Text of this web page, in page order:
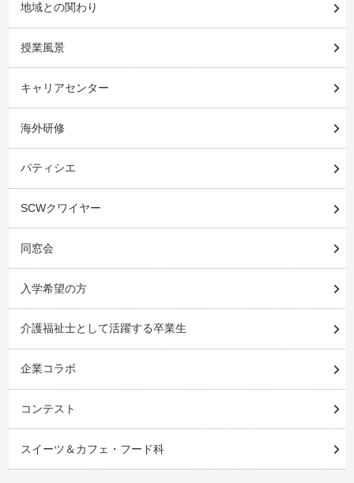
地域との関わり
授業風景
キャリアセンター
海外研修
パティシエ
SCWクワイヤー
同窓会
入学希望の方
介護福祉士として活躍する卒業生
企業コラボ
コンテスト
スイーツ＆カフェ・フード科